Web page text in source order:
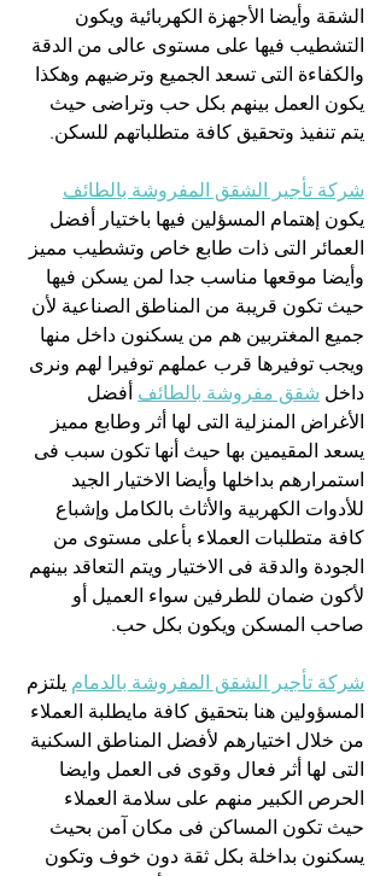
الشقة وأيضا الأجهزة الكهربائية ويكون
التشطيب فيها على مستوى عالى من الدقة
والكفاءة التى تسعد الجميع وترضيهم وهكذا
يكون العمل بينهم بكل حب وتراضى حيث
يتم تنفيذ وتحقيق كافة متطلباتهم للسكن.
شركة تأجير الشقق المفروشة بالطائف
يكون إهتمام المسؤلين فيها باختيار أفضل
العمائر التى ذات طابع خاص وتشطيب مميز
وأيضا موقعها مناسب جدا لمن يسكن فيها
حيث تكون قريبة من المناطق الصناعية لأن
جميع المغتربين هم من يسكنون داخل منها
ويجب توفيرها قرب عملهم توفيرا لهم ونرى
داخل شقق مفروشة بالطائف أفضل
الأغراض المنزلية التى لها أثر وطابع مميز
يسعد المقيمين بها حيث أنها تكون سبب فى
استمرارهم بداخلها وأيضا الاختيار الجيد
للأدوات الكهربية والأثاث بالكامل وإشباع
كافة متطلبات العملاء بأعلى مستوى من
الجودة والدقة فى الاختيار ويتم التعاقد بينهم
لأكون ضمان للطرفين سواء العميل أو
صاحب المسكن ويكون بكل حب.
شركة تأجير الشقق المفروشة بالدمام يلتزم
المسؤولين هنا بتحقيق كافة مايطلبة العملاء
من خلال اختيارهم لأفضل المناطق السكنية
التى لها أثر فعال وقوى فى العمل وايضا
الحرص الكبير منهم على سلامة العملاء
حيث تكون المساكن فى مكان آمن بحيث
يسكنون بداخلة بكل ثقة دون خوف وتكون